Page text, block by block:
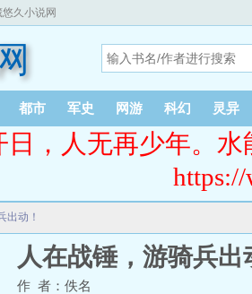
悠久小说网
都市 军史 网游 科幻 灵异
日，人无再少年。
出动！
人在战锤，游骑兵出
作 者：佚名